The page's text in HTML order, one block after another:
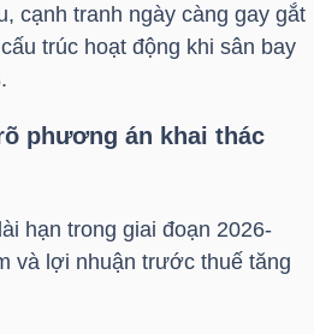
cạnh tranh ngày càng gay gắt
trúc hoạt động khi sân bay
phương án khai thác
hạn trong giai đoạn 2026-
và lợi nhuận trước thuế tăng